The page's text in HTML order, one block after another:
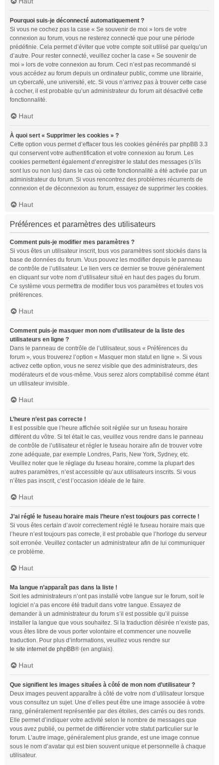
Pourquoi suis-je déconnecté automatiquement ?
Si vous ne cochez pas la case « Se souvenir de moi » lors de votre
connexion au forum, vous ne resterez connecté que pour une période
prédéfinie. Cela permet d’éviter que votre compte soit utilisé par quelqu’un
d’autre. Pour rester connecté, veuillez cocher la case « Se souvenir de
moi » lors de votre connexion au forum. Ceci n’est pas recommandé si
vous accédez au forum depuis un ordinateur public, comme une librairie,
un cybercafé, une université, etc. Si vous n’arrivez pas à trouver cette case
à cocher, il est probable qu’un administrateur du forum ait désactivé cette
fonctionnalité.
Haut
À quoi sert « Supprimer les cookies » ?
Cette option vous permet d’effacer tous les cookies générés par phpBB 3.3
qui conservent votre authentification et votre connexion au forum. Les
cookies permettent également d’enregistrer le statut des messages (s’ils
sont lus ou non lus) dans le cas où cette fonctionnalité a été activée par un
administrateur du forum. Si vous rencontrez des problèmes récurrents de
connexion et de déconnexion au forum, essayez de supprimer les cookies.
Haut
Préférences et paramètres des utilisateurs
Comment puis-je modifier mes paramètres ?
Si vous êtes un utilisateur inscrit, tous vos paramètres sont stockés dans la
base de données du forum. Vous pouvez les modifier depuis le panneau
de contrôle de l’utilisateur. Le lien vers ce dernier se trouve généralement
en cliquant sur votre nom d’utilisateur situé en haut des pages du forum.
Ce système vous permettra de modifier tous vos paramètres et toutes vos
préférences.
Haut
Comment puis-je masquer mon nom d’utilisateur de la liste des
utilisateurs en ligne ?
Dans le panneau de contrôle de l’utilisateur, sous « Préférences du
forum », vous trouverez l’option « Masquer mon statut en ligne ». Si vous
activez cette option, vous ne serez visible que des administrateurs, des
modérateurs et de vous-même. Vous serez alors comptabilisé comme étant
un utilisateur invisible.
Haut
L’heure n’est pas correcte !
Il est possible que l’heure affichée soit réglée sur un fuseau horaire
différent du vôtre. Si tel était le cas, veuillez vous rendre dans le panneau
de contrôle de l’utilisateur et régler le fuseau horaire afin de trouver votre
zone adéquate, par exemple Londres, Paris, New York, Sydney, etc.
Veuillez noter que le réglage du fuseau horaire, comme la plupart des
autres paramètres, n’est accessible qu’aux utilisateurs inscrits. Si vous
n’êtes pas inscrit, c’est l’occasion idéale de le faire.
Haut
J’ai réglé le fuseau horaire mais l’heure n’est toujours pas correcte !
Si vous êtes certain d’avoir correctement réglé le fuseau horaire mais que
l’heure n’est toujours pas correcte, il est probable que l’horloge du serveur
soit erronée. Veuillez contacter un administrateur afin de lui communiquer
ce problème.
Haut
Ma langue n’apparaît pas dans la liste !
Soit les administrateurs n’ont pas installé votre langue sur le forum, soit le
logiciel n’a pas encore été traduit dans votre langue. Essayez de
demander à un administrateur du forum s’il est possible qu’il puisse
installer la langue que vous souhaitez. Si la traduction désirée n’existe pas,
vous êtes libre de vous porter volontaire et commencer une nouvelle
traduction. Pour plus d’informations, veuillez vous rendre sur
le site internet de phpBB® (en anglais).
Haut
Que signifient les images situées à côté de mon nom d’utilisateur ?
Deux images peuvent apparaître à côté de votre nom d’utilisateur lorsque
vous consultez un sujet. Une d’elles peut être une image associée à votre
rang, généralement représentée par des étoiles, des carrés ou des ronds.
Elle permet d’indiquer votre activité selon le nombre de messages que
vous avez publié, ou permet de différencier votre statut particulier sur le
forum. L’autre image, généralement plus grande, est une image connue
sous le nom d’avatar qui est bien souvent unique et personnelle à chaque
utilisateur.